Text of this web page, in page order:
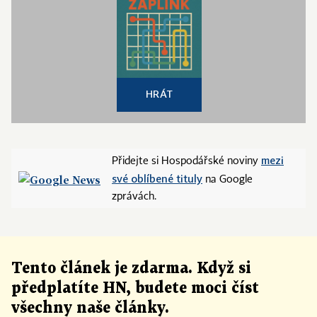
HRÁT
Přidejte si Hospodářské noviny mezi
své oblíbené tituly na Google
zprávách.
Tento článek je zdarma. Když si
předplatíte HN, budete moci číst
všechny naše články.